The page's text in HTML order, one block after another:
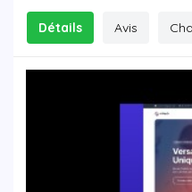
Détails Avis